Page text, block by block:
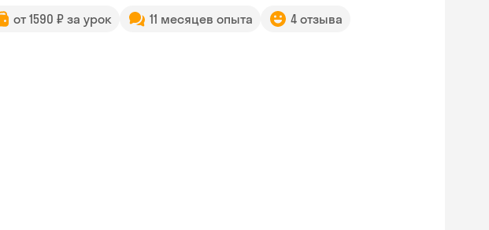
от 1590 ₽ за урок 11 месяцев опыта 4 отзыва